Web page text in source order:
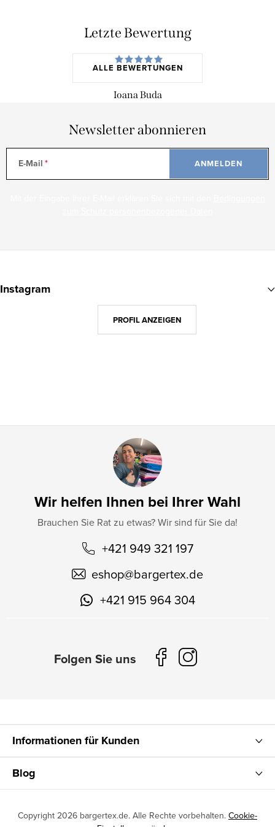
Letzte Bewertung
ALLE BEWERTUNGEN
Ioana Buda
Newsletter abonnieren
E-Mail ANMELDEN
u
Wir helfen Ihnen bei Ihrer Wahl
Brauchen Sie Rat zu etwas? Wir sind für Sie da!
+421 949 321 197
eshop@bargertex.de
+421 915 964 304
Instagram
PROFIL ANZEIGEN
Informationen für Kunden
Blog
Copyright 2026 bargertex.de. Alle Rechte vorbehalten. Cookie-